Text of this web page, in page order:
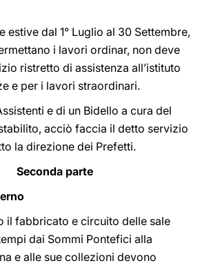
estive dal 1° Luglio al 30 Settembre,
i lavori ordinar, non deve
ristretto di assistenza all’istituto
e per i lavori straordinari.
e di un Bidello a cura del
acciò faccia il detto servizio
la direzione dei Prefetti.
Seconda parte
il fabbricato e circuito delle sale
dai Sommi Pontefici alla
e alle sue collezioni devono